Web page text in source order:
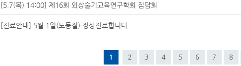
[5.7(목) 14:00] 제16회 외상술기교육연구학회 집담회
[진료안내] 5월 1일(노동절) 정상진료합니다.
1 2 3 4 5 6 7 8